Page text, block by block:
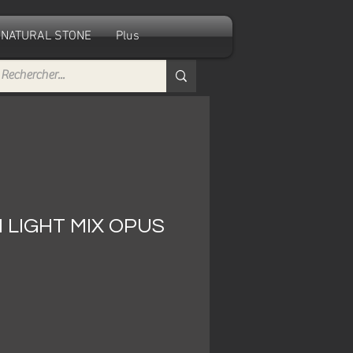
NATURAL STONE Plus
LIGHT MIX OPUS